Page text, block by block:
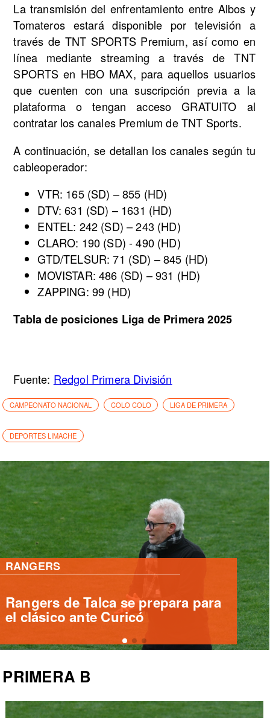
La transmisión del enfrentamiento entre Albos y
Tomateros estará disponible por televisión a
través de TNT SPORTS Premium, así como en
línea mediante streaming a través de TNT
SPORTS en HBO MAX, para aquellos usuarios
que cuenten con una suscripción previa a la
plataforma o tengan acceso GRATUITO al
contratar los canales Premium de TNT Sports.
A continuación, se detallan los canales según tu
cableoperador:
VTR: 165 (SD) – 855 (HD)
DTV: 631 (SD) – 1631 (HD)
ENTEL: 242 (SD) – 243 (HD)
CLARO: 190 (SD) - 490 (HD)
GTD/TELSUR: 71 (SD) – 845 (HD)
MOVISTAR: 486 (SD) – 931 (HD)
ZAPPING: 99 (HD)
Tabla de posiciones Liga de Primera 2025
Fuente: Redgol Primera División
CAMPEONATO NACIONAL COLO COLO LIGA DE PRIMERA
DEPORTES LIMACHE
PRIMERA B
Tres técnicos candidatos para
dirigir Deportes Temuco tras
salida de Sanhueza
PRIMERA B